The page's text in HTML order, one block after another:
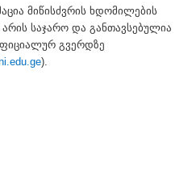
მიწისძვრის ხდომილების
არის საჯარო და განთავსებულია
გვერდზე
).